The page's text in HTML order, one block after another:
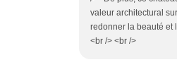
valeur architectural
redonner la beauté et
<br /> <br />